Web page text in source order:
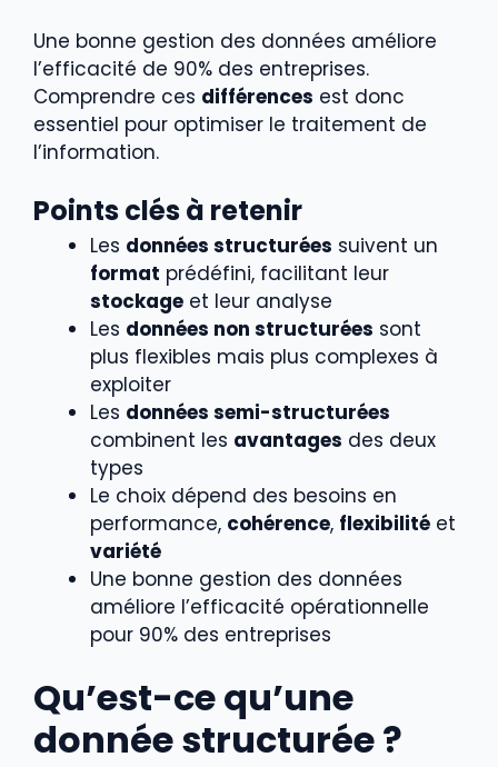
Une bonne gestion des données améliore
l’efficacité de 90% des entreprises.
Comprendre ces différences est donc
essentiel pour optimiser le traitement de
l’information.
Points clés à retenir
Les données structurées suivent un
format prédéfini, facilitant leur
stockage et leur analyse
Les données non structurées sont
plus flexibles mais plus complexes à
exploiter
Les données semi-structurées
combinent les avantages des deux
types
Le choix dépend des besoins en
performance, cohérence, flexibilité et
variété
Une bonne gestion des données
améliore l’efficacité opérationnelle
pour 90% des entreprises
Qu’est-ce qu’une
donnée structurée ?